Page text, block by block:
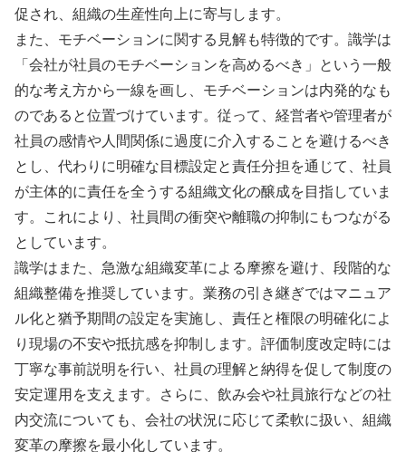
促され、組織の生産性向上に寄与します。
また、モチベーションに関する見解も特徴的です。識学は
「会社が社員のモチベーションを高めるべき」という一般
的な考え方から一線を画し、モチベーションは内発的なも
のであると位置づけています。従って、経営者や管理者が
社員の感情や人間関係に過度に介入することを避けるべき
とし、代わりに明確な目標設定と責任分担を通じて、社員
が主体的に責任を全うする組織文化の醸成を目指していま
す。これにより、社員間の衝突や離職の抑制にもつながる
としています。
識学はまた、急激な組織変革による摩擦を避け、段階的な
組織整備を推奨しています。業務の引き継ぎではマニュア
ル化と猶予期間の設定を実施し、責任と権限の明確化によ
り現場の不安や抵抗感を抑制します。評価制度改定時には
丁寧な事前説明を行い、社員の理解と納得を促して制度の
安定運用を支えます。さらに、飲み会や社員旅行などの社
内交流についても、会社の状況に応じて柔軟に扱い、組織
変革の摩擦を最小化しています。